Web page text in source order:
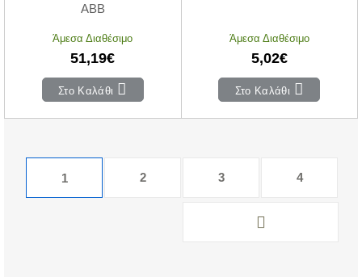
ABB
Άμεσα Διαθέσιμο
51,19€
Στο Καλάθι
Άμεσα Διαθέσιμο
5,02€
Στο Καλάθι
1 2 3 4